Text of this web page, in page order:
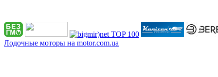
Лодочные моторы на motor.com.ua